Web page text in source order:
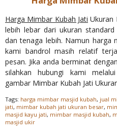
Harga Mimbar Kubah Jati Ukuran
lebih lebar dari ukuran
dan tenaga lebih. Namun harga
kami bandrol masih relatif
pesan. Jika anda berminat
silahkan hubungi kami
gambar Mimbar Kubah Jati
Tags: harga mimbar masjid kubah, jual
jati, mimbar kubah jati ukuran besar,
masjid kayu jati, mimbar masjid kubah,
masjid ukir